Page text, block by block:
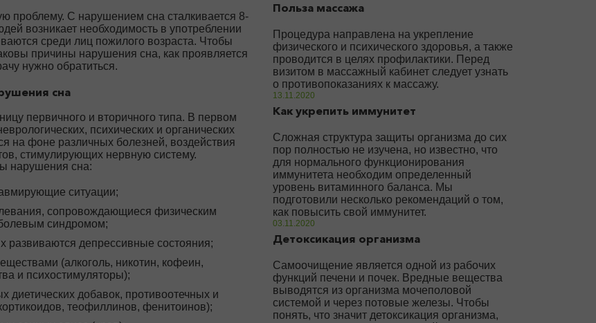
проблему. С нарушением сна сталкивается 8-
возникает необходимость в употреблении
среди лиц пожилого возраста. Чтобы
причины нарушения сна, как проявляется
нужно обратиться.
сна
первичного и вторичного типа. В первом
психических и органических
на фоне различных болезней, воздействия
стимулирующих нервную систему.
нарушения сна:
ситуации;
сопровождающиеся физическим
синдромом;
развиваются депрессивные состояния;
(алкоголь, никотин, кофеин,
и психостимуляторы);
добавок, противоотечных и
теофиллинов, фенитоинов);
Польза массажа
Процедура направлена на укрепление
физического и психического здоровья, а также
проводится в целях профилактики. Перед
визитом в массажный кабинет следует узнать
о противопоказаниях к массажу.
13.11.2020
Как укрепить иммунитет
Сложная структура защиты организма до сих
пор полностью не изучена, но известно, что
для нормального функционирования
иммунитета необходим определенный
уровень витаминного баланса. Мы
подготовили несколько рекомендаций о том,
как повысить свой иммунитет.
03.11.2020
Детоксикация организма
Самоочищение является одной из рабочих
функций печени и почек. Вредные вещества
выводятся из организма мочеполовой
системой и через потовые железы. Чтобы
понять, что значит детоксикация организма,